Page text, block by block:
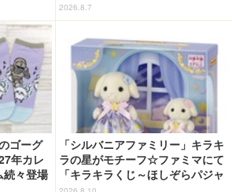
】
ルダーが新登場！
2026.8.7
ゴーグ
年カレ
続々登場
「シルバニアファミリー」キラキ
ラの星がモチーフ☆ファミマにて
「キラキラくじ～ほしぞらパジャ
マパーティ～」が発売！